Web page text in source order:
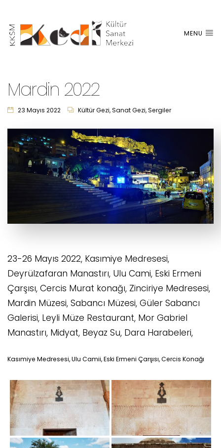
MENU
Mardin 2022
23 Mayıs 2022 Kültür Gezi,Sanat Gezi,Sergiler
23-26 Mayıs 2022, Kasımiye Medresesi,
Deyrülzafaran Manastırı, Ulu Cami, Eski Ermeni
Çarşısı, Cercis Murat konağı, Zinciriye Medresesi,
Mardin Müzesi, Sabancı Müzesi, Güler Sabancı
Galerisi, Leyli Müze Restaurant, Mor Gabriel
Manastırı, Midyat, Beyaz Su, Dara Harabeleri,
Kasımiye Medresesi, Ulu Camii, Eski Ermeni Çarşısı, Cercis Konağı